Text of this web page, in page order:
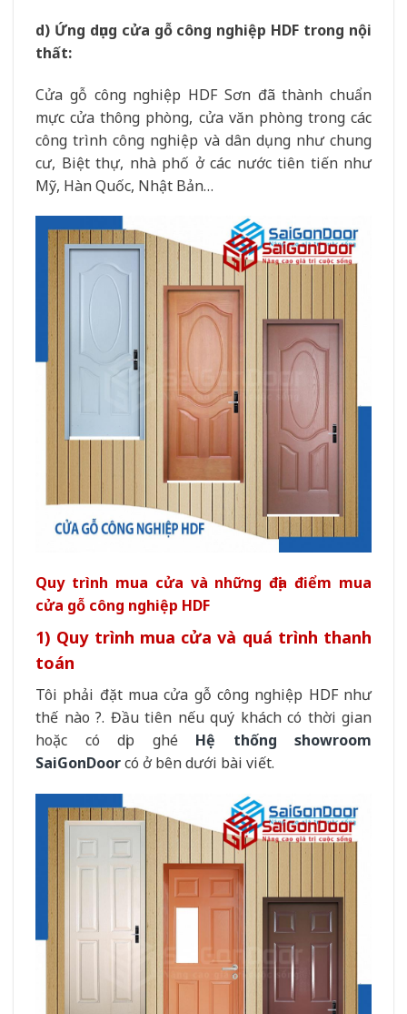
d) Ứng dụng cửa gỗ công nghiệp HDF trong nội
thất:
Cửa gỗ công nghiệp HDF Sơn đã thành chuẩn
mực cửa thông phòng, cửa văn phòng trong các
công trình công nghiệp và dân dụng như chung
cư, Biệt thự, nhà phố ở các nước tiên tiến như
Mỹ, Hàn Quốc, Nhật Bản…
Quy trình mua cửa và những địa điểm mua
cửa gỗ công nghiệp HDF
1) Quy trình mua cửa và quá trình thanh
toán
Tôi phải đặt mua cửa gỗ công nghiệp HDF như
thế nào ?. Đầu tiên nếu quý khách có thời gian
hoặc có dịp ghé Hệ thống showroom
SaiGonDoorcó ở bên dưới bài viết.